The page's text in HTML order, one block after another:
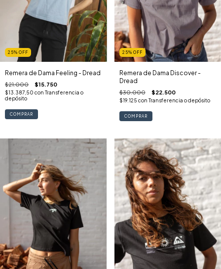
25% OFF
Remera de Dama Feeling - Dread
$21.000 $15.750
$13.387,50 con Transferencia o
depósito
COMPRAR
25% OFF
Remera de Dama Discover -
Dread
$30.000 $22.500
$19.125 con Transferencia o depósito
COMPRAR